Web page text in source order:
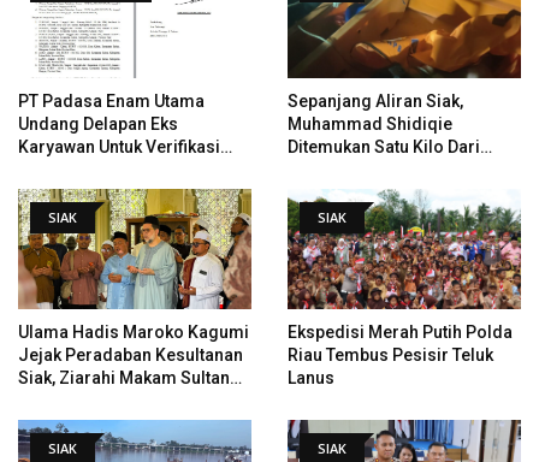
PT Padasa Enam Utama
Undang Delapan Eks
Karyawan Untuk Verifikasi
PHI
Sepanjang Aliran Siak,
Muhammad Shidiqie
Ditemukan Satu Kilo Dari
SIAK
Ulama Hadis Maroko Kagumi
Jejak Peradaban Kesultanan
Siak, Ziarahi Makam Sultan
SIAK
Ekspedisi Merah Putih Polda
Riau Tembus Pesisir Teluk
Lanus
SIAK SIAK